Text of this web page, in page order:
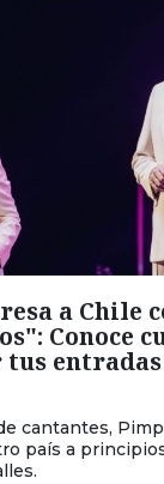
a Chile
Conoce
cantantes,
país a